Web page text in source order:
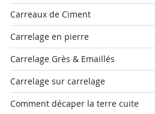
Carreaux de Ciment
Carrelage en pierre
Carrelage Grès & Emaillés
Carrelage sur carrelage
Comment décaper la terre cuite